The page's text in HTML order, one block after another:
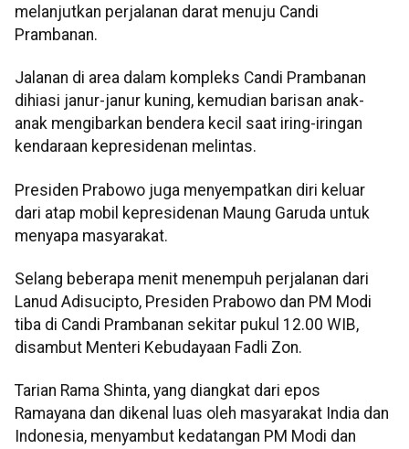
melanjutkan perjalanan darat menuju Candi
Prambanan.
Jalanan di area dalam kompleks Candi Prambanan
dihiasi janur-janur kuning, kemudian barisan anak-
anak mengibarkan bendera kecil saat iring-iringan
kendaraan kepresidenan melintas.
Presiden Prabowo juga menyempatkan diri keluar
dari atap mobil kepresidenan Maung Garuda untuk
menyapa masyarakat.
Selang beberapa menit menempuh perjalanan dari
Lanud Adisucipto, Presiden Prabowo dan PM Modi
tiba di Candi Prambanan sekitar pukul 12.00 WIB,
disambut Menteri Kebudayaan Fadli Zon.
Tarian Rama Shinta, yang diangkat dari epos
Ramayana dan dikenal luas oleh masyarakat India dan
Indonesia, menyambut kedatangan PM Modi dan